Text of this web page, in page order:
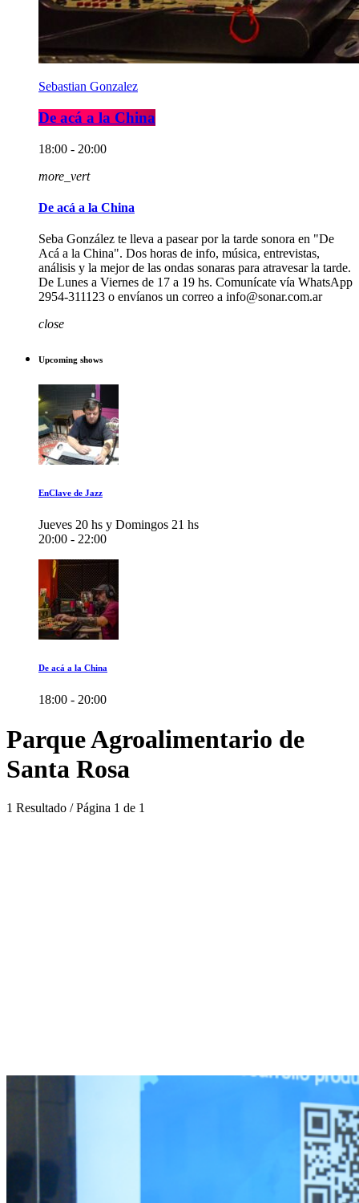
Sebastian Gonzalez
De acá a la China
18:00 - 20:00
more_vert
De acá a la China
Seba González te lleva a pasear por la tarde sonora en "De
Acá a la China". Dos horas de info, música, entrevistas,
análisis y la mejor de las ondas sonaras para atravesar la tarde.
De Lunes a Viernes de 17 a 19 hs. Comunícate vía WhatsApp
2954-311123 o envíanos un correo a info@sonar.com.ar
close
Upcoming shows
EnClave de Jazz
Jueves 20 hs y Domingos 21 hs
20:00 - 22:00
De acá a la China
18:00 - 20:00
Parque Agroalimentario de
Santa Rosa
1 Resultado / Página 1 de 1